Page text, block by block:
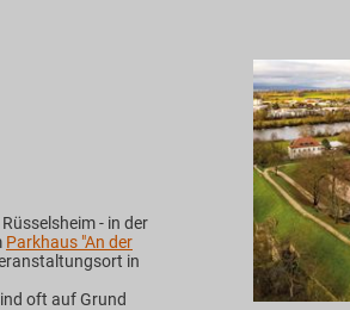
- in der
Parkhaus "An der
in
oft auf Grund